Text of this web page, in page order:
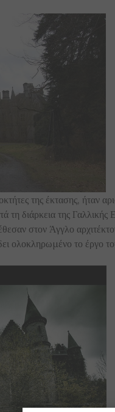
της έκτασης, ήταν
διάρκεια της Γαλλικής
στον Άγγλο
ολοκληρωμένο το έργο